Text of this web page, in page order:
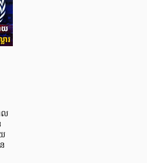
ល